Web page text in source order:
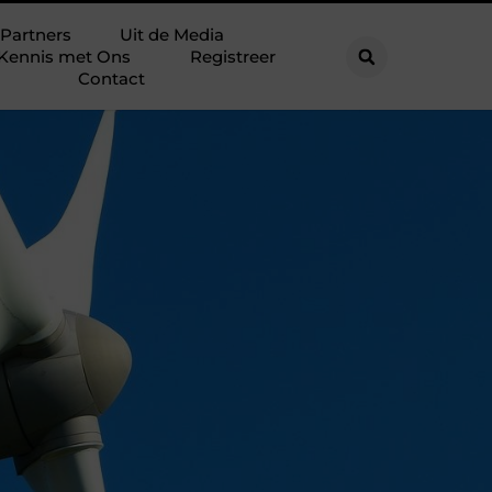
Partners
Uit de Media
met Ons
Registreer
Contact